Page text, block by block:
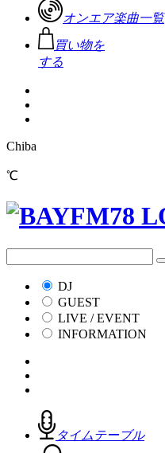
オンエア楽曲一覧
買い物を
する
Chiba
℃
DJ
GUEST
LIVE / EVENT
INFORMATION
タイムテーブル